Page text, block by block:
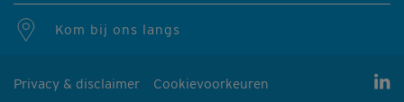
Kom bij ons langs
Privacy & disclaimer Cookievoorkeuren